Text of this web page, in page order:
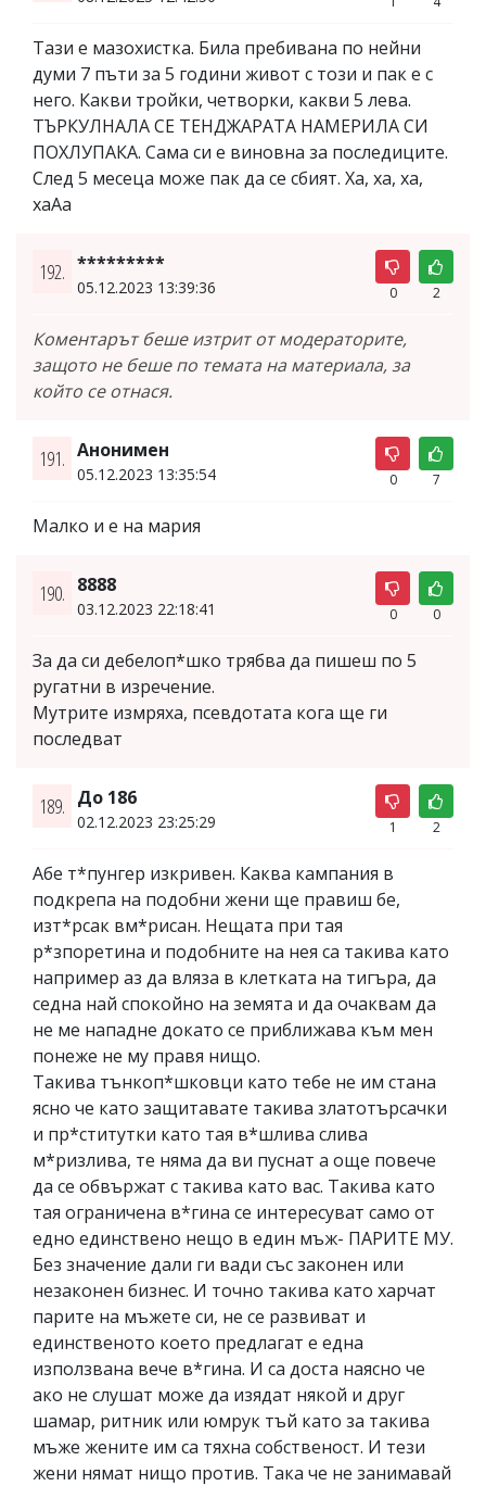
Тази е мазохистка. Била пребивана по нейни
думи 7 пъти за 5 години живот с този и пак е с
него. Какви тройки, четворки, какви 5 лева.
ТЪРКУЛНАЛА СЕ ТЕНДЖАРАТА НАМЕРИЛА СИ
ПОХЛУПАКА. Сама си е виновна за последиците.
След 5 месеца може пак да се сбият. Ха, ха, ха,
хаАа
192. *********
05.12.2023 13:39:36 0 2
Коментарът беше изтрит от модераторите,
защото не беше по темата на материала, за
който се отнася.
191. Анонимен
05.12.2023 13:35:54 0 7
Малко и е на мария
190. 8888
03.12.2023 22:18:41 0 0
За да си дебелоп*шко трябва да пишеш по 5
ругатни в изречение.
Мутрите измряха, псевдотата кога ще ги
последват
189. До 186
02.12.2023 23:25:29 1 2
Абе т*пунгер изкривен. Каква кампания в
подкрепа на подобни жени ще правиш бе,
изт*рсак вм*рисан. Нещата при тая
р*зпоретина и подобните на нея са такива като
например аз да вляза в клетката на тигъра, да
седна най спокойно на земята и да очаквам да
не ме нападне докато се приближава към мен
понеже не му правя нищо.
Такива тънкоп*шковци като тебе не им стана
ясно че като защитавате такива златотърсачки
и пр*ститутки като тая в*шлива слива
м*ризлива, те няма да ви пуснат а още повече
да се обвържат с такива като вас. Такива като
тая ограничена в*гина се интересуват само от
едно единствено нещо в един мъж- ПАРИТЕ МУ.
Без значение дали ги вади със законен или
незаконен бизнес. И точно такива като харчат
парите на мъжете си, не се развиват и
единственото което предлагат е една
използвана вече в*гина. И са доста наясно че
ако не слушат може да изядат някой и друг
шамар, ритник или юмрук тъй като за такива
мъже жените им са тяхна собственост. И тези
жени нямат нищо против. Така че не занимавай